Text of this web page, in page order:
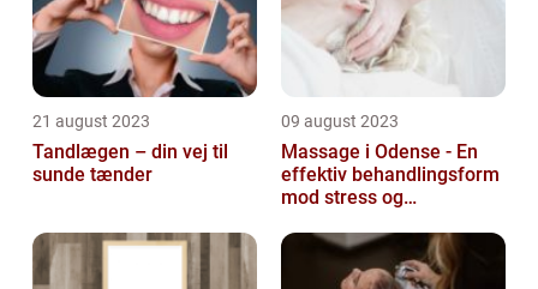
21 august 2023
Tandlægen – din vej til
sunde tænder
09 august 2023
Massage i Odense - En
effektiv behandlingsform
mod stress og